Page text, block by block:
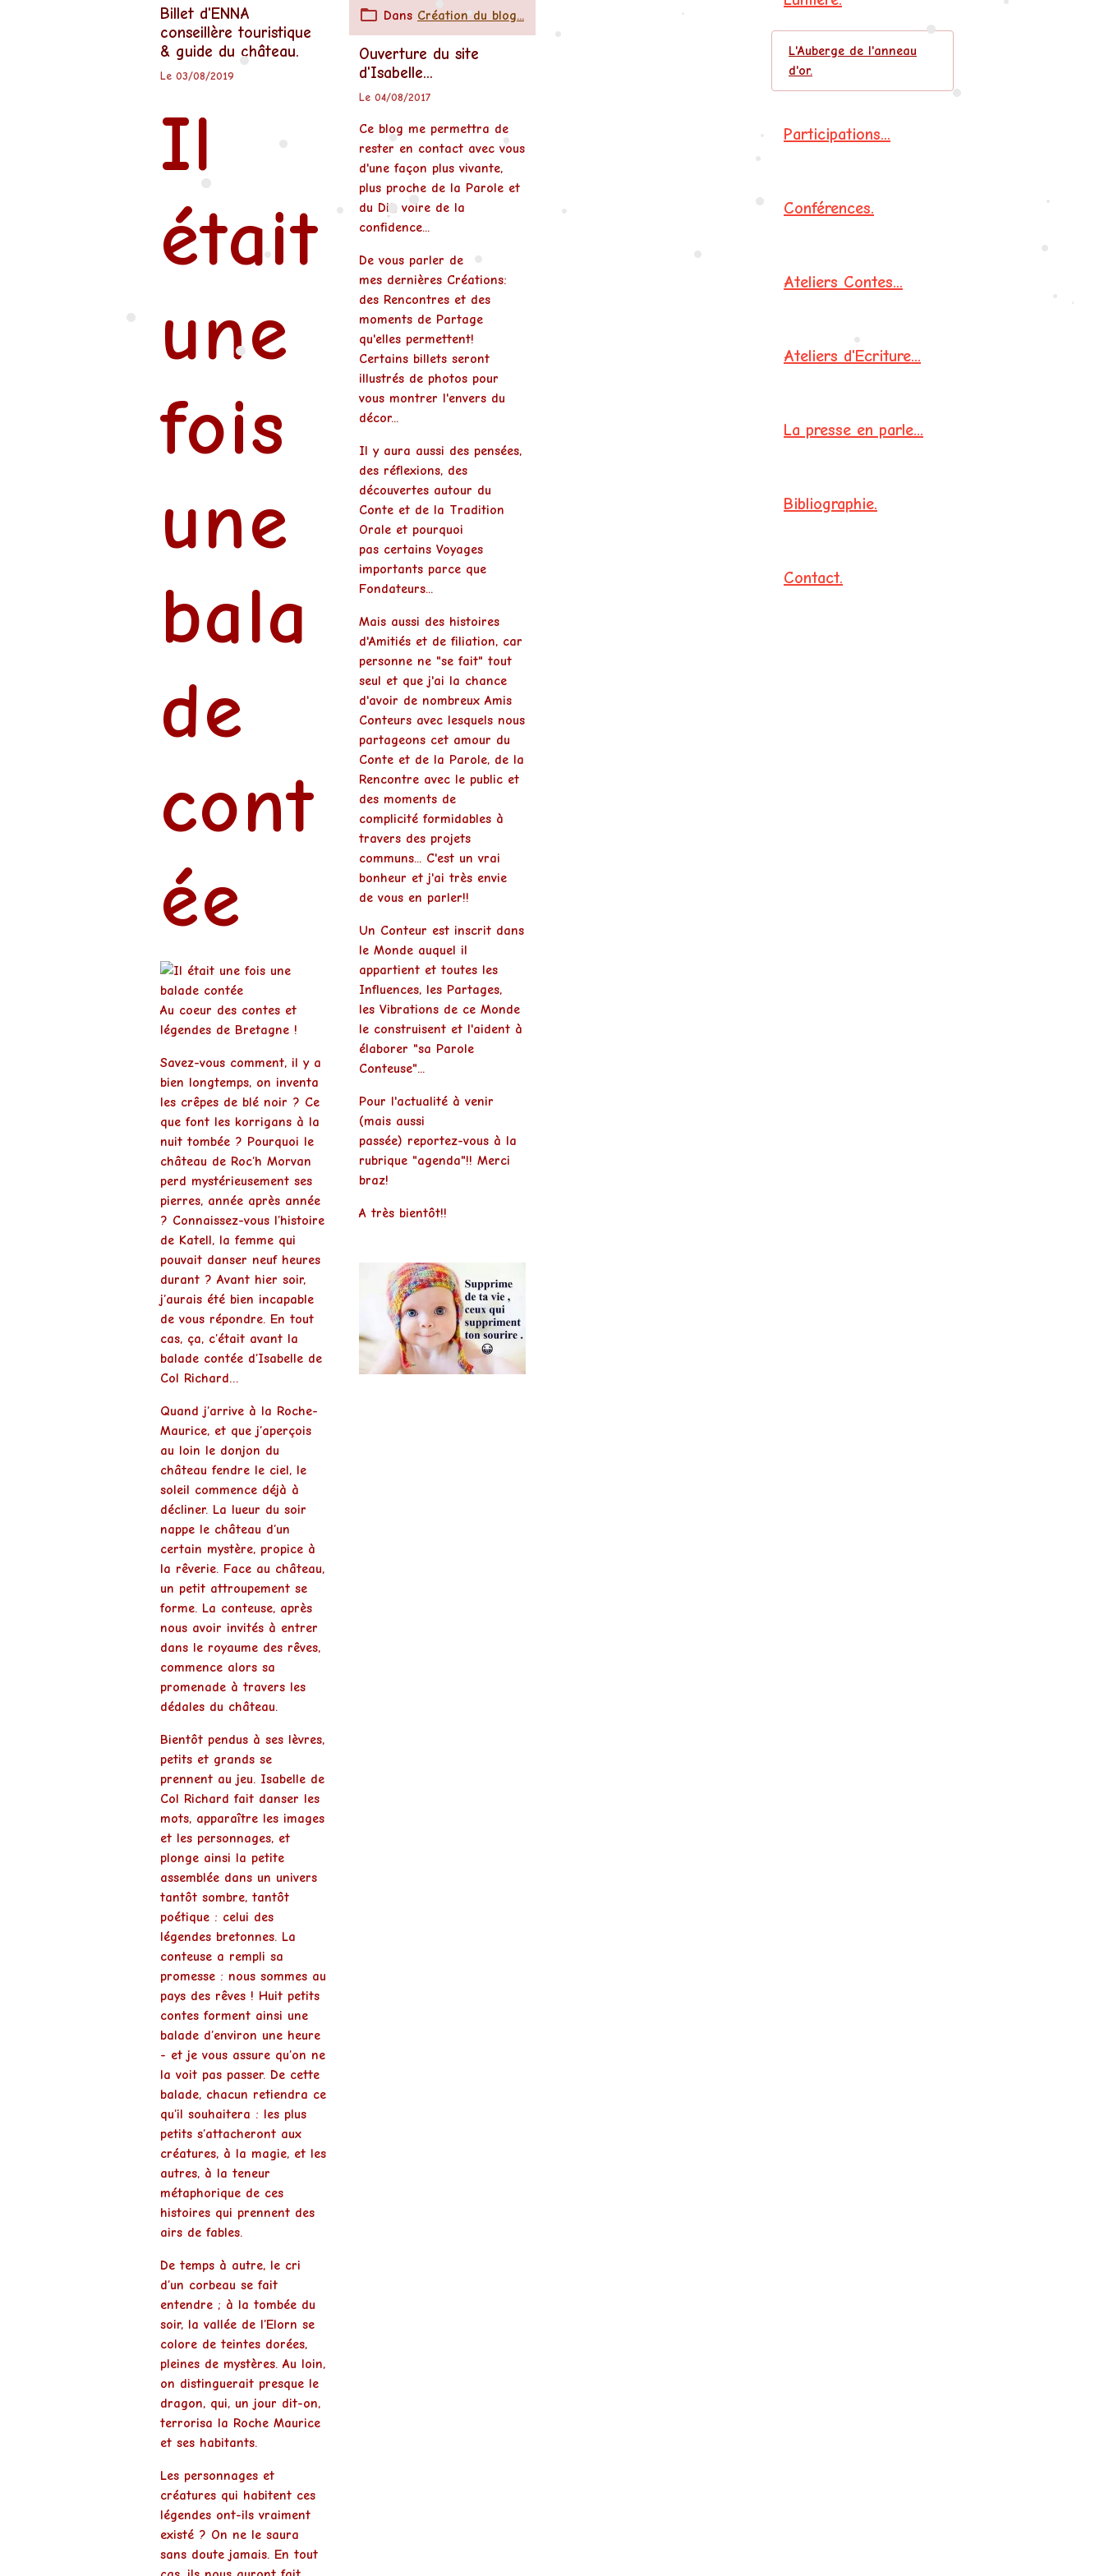
Billet d'ENNA
conseillère touristique
& guide du château.
Le 03/08/2019
Il
était
une
fois
une
bala
de
cont
ée
Au coeur des contes et
légendes de Bretagne !
Savez-vous comment, il y a
bien longtemps, on inventa
les crêpes de blé noir ? Ce
que font les korrigans à la
nuit tombée ? Pourquoi le
château de Roc’h Morvan
perd mystérieusement ses
pierres, année après année
? Connaissez-vous l’histoire
de Katell, la femme qui
pouvait danser neuf heures
durant ? Avant hier soir,
j’aurais été bien incapable
de vous répondre. En tout
cas, ça, c’était avant la
balade contée d’Isabelle de
Col Richard…
Quand j’arrive à la Roche-
Maurice, et que j’aperçois
au loin le donjon du
château fendre le ciel, le
soleil commence déjà à
décliner. La lueur du soir
nappe le château d’un
certain mystère, propice à
la rêverie. Face au château,
un petit attroupement se
forme. La conteuse, après
nous avoir invités à entrer
dans le royaume des rêves,
commence alors sa
promenade à travers les
dédales du château.
Bientôt pendus à ses lèvres,
petits et grands se
prennent au jeu. Isabelle de
Col Richard fait danser les
mots, apparaître les images
et les personnages, et
plonge ainsi la petite
assemblée dans un univers
tantôt sombre, tantôt
poétique : celui des
légendes bretonnes. La
conteuse a rempli sa
promesse : nous sommes au
pays des rêves ! Huit petits
contes forment ainsi une
balade d’environ une heure
- et je vous assure qu’on ne
la voit pas passer. De cette
balade, chacun retiendra ce
qu’il souhaitera : les plus
petits s’attacheront aux
créatures, à la magie, et les
autres, à la teneur
métaphorique de ces
histoires qui prennent des
airs de fables.
De temps à autre, le cri
d’un corbeau se fait
entendre ; à la tombée du
soir, la vallée de l’Elorn se
colore de teintes dorées,
pleines de mystères. Au loin,
on distinguerait presque le
dragon, qui, un jour dit-on,
terrorisa la Roche Maurice
et ses habitants.
Les personnages et
créatures qui habitent ces
légendes ont-ils vraiment
existé ? On ne le saura
sans doute jamais. En tout
Dans Création du blog...
Ouverture du site
d'Isabelle...
Le 04/08/2017
Ce blog me permettra de
rester en contact avec vous
d'une façon plus vivante,
plus proche de la Parole et
du Dit, voire de la
confidence...
De vous parler de
mes dernières Créations:
des Rencontres et des
moments de Partage
qu'elles permettent!
Certains billets seront
illustrés de photos pour
vous montrer l'envers du
décor...
Il y aura aussi des pensées,
des réflexions, des
découvertes autour du
Conte et de la Tradition
Orale et pourquoi
pas certains Voyages
importants parce que
Fondateurs...
Mais aussi des histoires
d'Amitiés et de filiation, car
personne ne "se fait" tout
seul et que j'ai la chance
d'avoir de nombreux Amis
Conteurs avec lesquels nous
partageons cet amour du
Conte et de la Parole, de la
Rencontre avec le public et
des moments de
complicité formidables à
travers des projets
communs... C'est un vrai
bonheur et j'ai très envie
de vous en parler!!
Un Conteur est inscrit dans
le Monde auquel il
appartient et toutes les
Influences, les Partages,
les Vibrations de ce Monde
le construisent et l'aident à
élaborer "sa Parole
Conteuse"...
Pour l'actualité à venir
(mais aussi
passée) reportez-vous à la
rubrique "agenda"!! Merci
braz!
A très bientôt!!
L'Auberge de l'anneau
d'or.
Participations...
Conférences.
Ateliers Contes...
Ateliers d'Ecriture...
La presse en parle...
Bibliographie.
Contact.
•
•
•
•
•
•
•
•
•
•
•
•